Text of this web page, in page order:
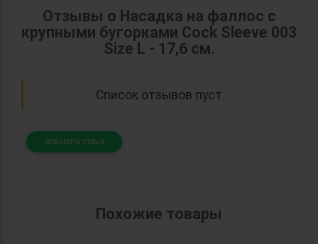
Отзывы о Насадка на фаллос с
крупными бугорками Cock Sleeve 003
Size L - 17,6 см.
Список отзывов пуст.
ДОБАВИТЬ ОТЗЫВ
Похожие товары